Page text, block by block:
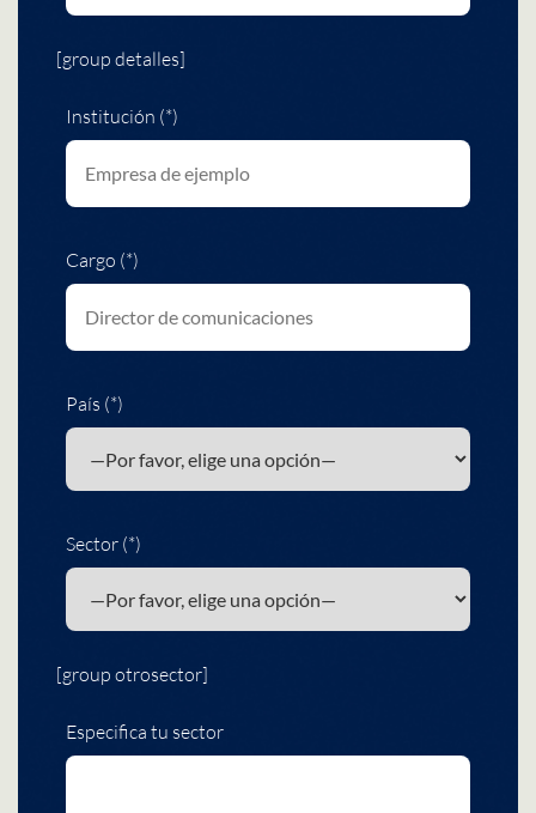
[group detalles]
Institución (*)
Cargo (*)
País (*)
Sector (*)
[group otrosector]
Especifica tu sector